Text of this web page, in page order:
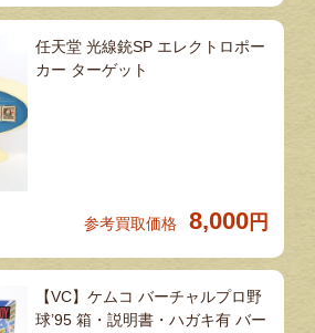
任天堂 光線銃SP エレクトロポー
カー ターゲット
参考買取価格 8,000 円
【VC】ケムコ バーチャルプロ野
球’95 箱・説明書・ハガキ有 バー